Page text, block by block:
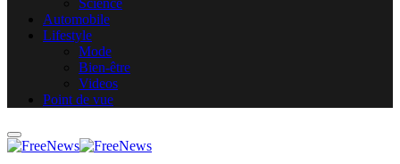
Automobile
Lifestyle
Mode
Bien-être
Videos
Point de vue